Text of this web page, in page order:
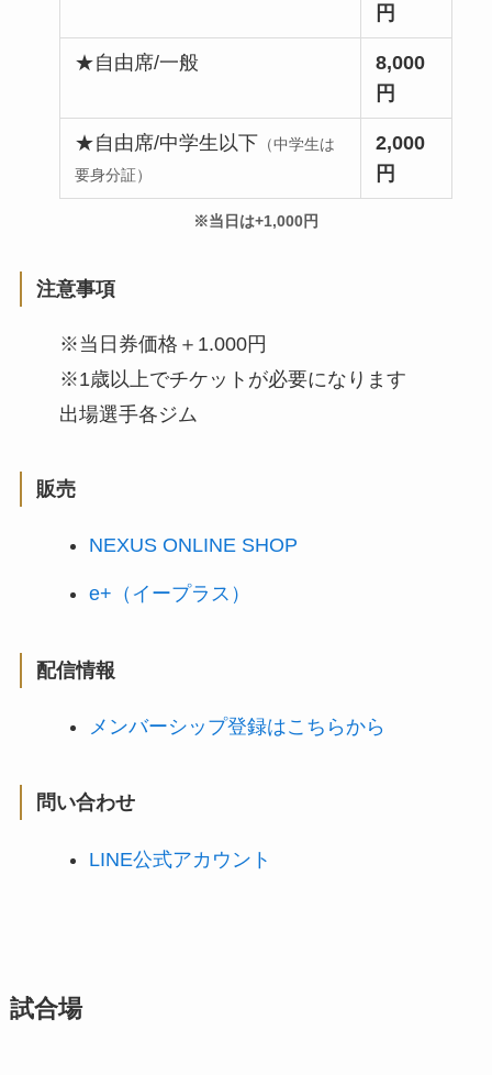
円
★自由席/一般
8,000
円
★自由席/中学生以下 （中学生は
要身分証）
2,000
円
※当日は+1,000円
注意事項
※当日券価格＋1.000円
※1歳以上でチケットが必要になります
出場選手各ジム
販売
NEXUS ONLINE SHOP
e+（イープラス）
配信情報
メンバーシップ登録はこちらから
問い合わせ
LINE公式アカウント
試合場